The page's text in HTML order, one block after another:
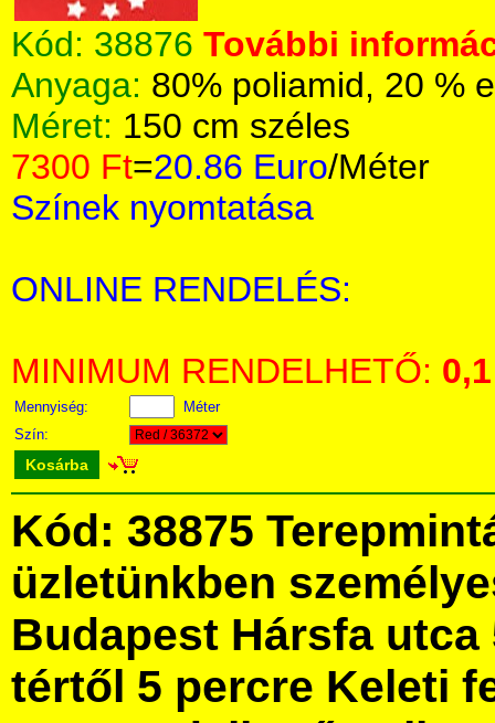
Kód: 38876 További
Anyaga: 80% poliamid, 20 %
Méret: 150 cm széles
7300 Ft=20.86 Euro/Méter
Színek nyomtatása
ONLINE RENDELÉS:
MINIMUM RENDELHETŐ: 0,1
Mennyiség:
Méter
Szín:
Kosárba
Kód: 38875
üzletünkben
Budapest Hársfa utca
tértől 5 percre Keleti